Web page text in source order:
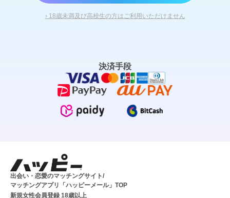
› 18歳未満及び高校生の方はご利用いただけません
決済手段
出会い・恋愛のマッチングサイト/
マッチングアプリ「ハッピーメール」TOP
新規女性会員登録 18歳以上